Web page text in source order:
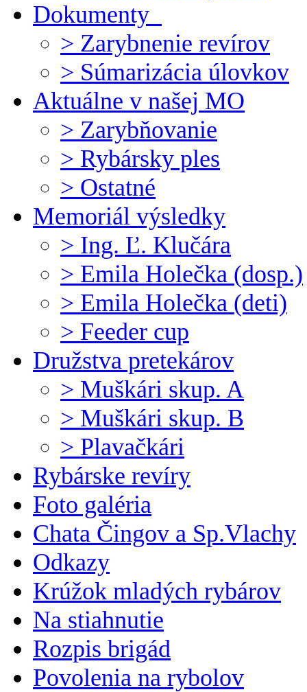
Dokumenty
> Zarybnenie revírov
> Súmarizácia úlovkov
Aktuálne v našej MO
> Zarybňovanie
> Rybársky ples
> Ostatné
Memoriál výsledky
> Ing. Ľ. Klučára
> Emila Holečka (dosp.)
> Emila Holečka (deti)
> Feeder cup
Družstva pretekárov
> Muškári skup. A
> Muškári skup. B
> Plavačkári
Rybárske revíry
Foto galéria
Chata Čingov a Sp.Vlachy
Odkazy
Krúžok mladých rybárov
Na stiahnutie
Rozpis brigád
Povolenia na rybolov